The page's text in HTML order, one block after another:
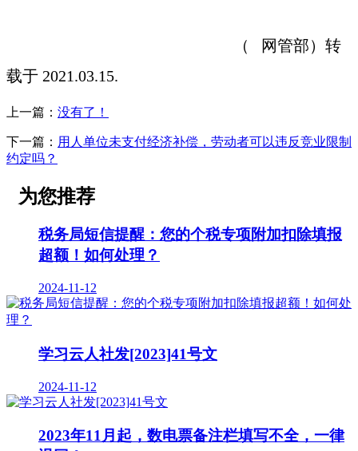
（ 网管部）转
载于 2021.03.15.
上一篇： 没有了！
下一篇： 用人单位未支付经济补偿，劳动者可以违反竞业限制
约定吗？
为您推荐
税务局短信提醒：您的个税专项附加扣除填报
超额！如何处理？
2024-11-12
学习云人社发[2023]41号文
2024-11-12
2023年11月起，数电票备注栏填写不全，一律